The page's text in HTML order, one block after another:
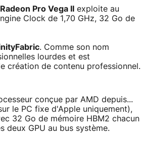
Radeon Pro Vega II
exploite au
Clock de 1,70 GHz, 32 Go de
. Comme son nom
lourdes et est
création de contenu professionnel.
conçue par AMD depuis...
le PC fixe d'Apple uniquement),
32 Go de mémoire HBM2 chacun
deux GPU au bus système.